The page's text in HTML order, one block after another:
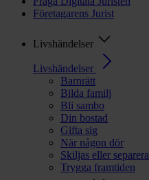
Företagarens Jurist
Livshändelser
Livshändelser
Barnrätt
Bilda familj
Bli sambo
Din bostad
Gifta sig
När någon dör
Skiljas eller separera
Trygga framtiden